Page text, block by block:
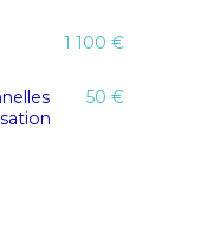
1 100 €
50 €